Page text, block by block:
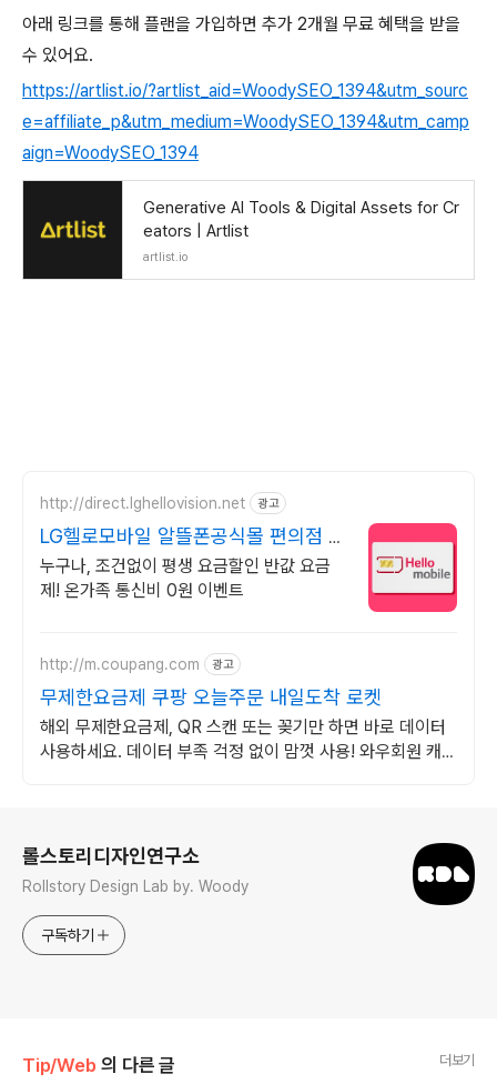
아래 링크를 통해 플랜을 가입하면 추가 2개월 무료 혜택을 받을
수 있어요.
https://artlist.io/?artlist_aid=WoodySEO_1394&utm_sourc
e=affiliate_p&utm_medium=WoodySEO_1394&utm_camp
aign=WoodySEO_1394
Generative AI Tools & Digital Assets for Cr
eators | Artlist
artlist.io
http://direct.lghellovision.net 광고
LG헬로모바일 알뜰폰공식몰 편의점 유
심, 이심 즉시개통
누구나, 조건없이 평생 요금할인 반값 요금
제! 온가족 통신비 0원 이벤트
http://m.coupang.com 광고
무제한요금제 쿠팡 오늘주문 내일도착 로켓
해외 무제한요금제, QR 스캔 또는 꽂기만 하면 바로 데이터
사용하세요. 데이터 부족 걱정 없이 맘껏 사용! 와우회원 캐시
롤스토리디자인연구소
Rollstory Design Lab by. Woody
구독하기
Tip/Web 의 다른 글 더보기